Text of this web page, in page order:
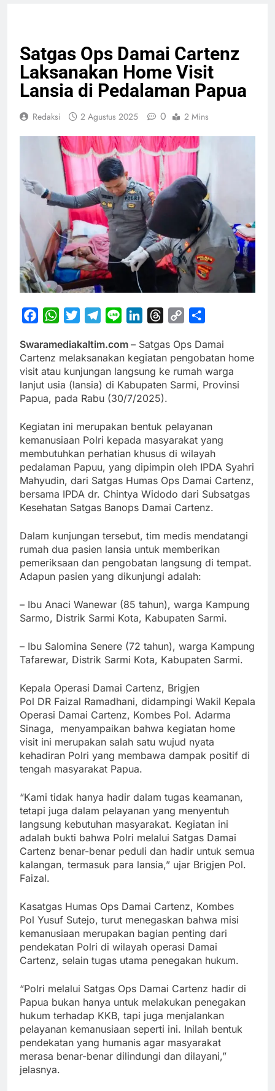
Satgas Ops Damai Cartenz
Laksanakan Home Visit
Lansia di Pedalaman Papua
Redaksi 2 Agustus 2025 0 2 Mins
FacebookWhatsApp
TwitterTelegram
Line LinkedInThreads
Copy
Swaramediakaltim.com – Satgas Ops Damai
Cartenz melaksanakan kegiatan pengobatan home
visit atau kunjungan langsung ke rumah warga
lanjut usia (lansia) di Kabupaten Sarmi, Provinsi
Papua, pada Rabu (30/7/2025).
Kegiatan ini merupakan bentuk pelayanan
kemanusiaan Polri kepada masyarakat yang
membutuhkan perhatian khusus di wilayah
pedalaman Papuu, yang dipimpin oleh IPDA Syahri
Mahyudin, dari Satgas Humas Ops Damai Cartenz,
bersama IPDA dr. Chintya Widodo dari Subsatgas
Kesehatan Satgas Banops Damai Cartenz.
Dalam kunjungan tersebut, tim medis mendatangi
rumah dua pasien lansia untuk memberikan
pemeriksaan dan pengobatan langsung di tempat.
Adapun pasien yang dikunjungi adalah:
– Ibu Anaci Wanewar (85 tahun), warga Kampung
Sarmo, Distrik Sarmi Kota, Kabupaten Sarmi.
– Ibu Salomina Senere (72 tahun), warga Kampung
Tafarewar, Distrik Sarmi Kota, Kabupaten Sarmi.
Kepala Operasi Damai Cartenz, Brigjen
Pol DR Faizal Ramadhani, didampingi Wakil Kepala
Operasi Damai Cartenz, Kombes Pol. Adarma
Sinaga, menyampaikan bahwa kegiatan home
visit ini merupakan salah satu wujud nyata
kehadiran Polri yang membawa dampak positif di
tengah masyarakat Papua.
“Kami tidak hanya hadir dalam tugas keamanan,
tetapi juga dalam pelayanan yang menyentuh
langsung kebutuhan masyarakat. Kegiatan ini
adalah bukti bahwa Polri melalui Satgas Damai
Cartenz benar-benar peduli dan hadir untuk semua
kalangan, termasuk para lansia,” ujar Brigjen Pol.
Faizal.
Kasatgas Humas Ops Damai Cartenz, Kombes
Pol Yusuf Sutejo, turut menegaskan bahwa misi
kemanusiaan merupakan bagian penting dari
pendekatan Polri di wilayah operasi Damai
Cartenz, selain tugas utama penegakan hukum.
“Polri melalui Satgas Ops Damai Cartenz hadir di
Papua bukan hanya untuk melakukan penegakan
hukum terhadap KKB, tapi juga menjalankan
pelayanan kemanusiaan seperti ini. Inilah bentuk
pendekatan yang humanis agar masyarakat
merasa benar-benar dilindungi dan dilayani,”
jelasnya.